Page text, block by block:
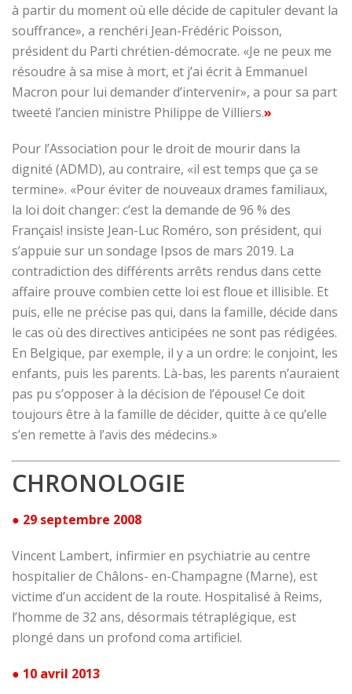
à partir du moment où elle décide de capituler devant la
souffrance», a renchéri Jean-Frédéric Poisson,
président du Parti chrétien-démocrate. «Je ne peux me
résoudre à sa mise à mort, et j’ai écrit à Emmanuel
Macron pour lui demander d’intervenir», a pour sa part
tweeté l’ancien ministre Philippe de Villiers.»
Pour l’Association pour le droit de mourir dans la
dignité (ADMD), au contraire, «il est temps que ça se
termine». «Pour éviter de nouveaux drames familiaux,
la loi doit changer: c’est la demande de 96 % des
Français! insiste Jean-Luc Roméro, son président, qui
s’appuie sur un sondage Ipsos de mars 2019. La
contradiction des différents arrêts rendus dans cette
affaire prouve combien cette loi est floue et illisible. Et
puis, elle ne précise pas qui, dans la famille, décide dans
le cas où des directives anticipées ne sont pas rédigées.
En Belgique, par exemple, il y a un ordre: le conjoint, les
enfants, puis les parents. Là-bas, les parents n’auraient
pas pu s’opposer à la décision de l’épouse! Ce doit
toujours être à la famille de décider, quitte à ce qu’elle
s’en remette à l’avis des médecins.»
CHRONOLOGIE
● 29 septembre 2008
Vincent Lambert, infirmier en psychiatrie au centre
hospitalier de Châlons- en-Champagne (Marne), est
victime d’un accident de la route. Hospitalisé à Reims,
l’homme de 32 ans, désormais tétraplégique, est
plongé dans un profond coma artificiel.
● 10 avril 2013